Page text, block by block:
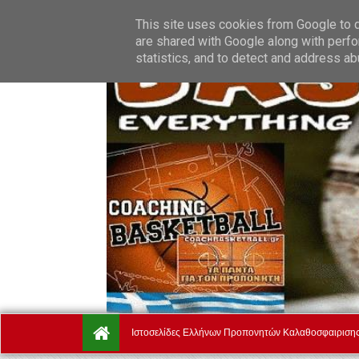
Thursday, August 6. Ποιοί Είμαστε Όροι
Ιστοσελίδες Ελλήνων Προπονητών Καλαθοσφαιρισης
This site uses cookies from Google to
are shared with Google along with
statistics, and to detect and address